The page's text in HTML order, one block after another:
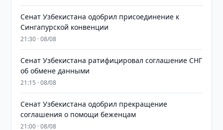
Сенат Узбекистана одобрил присоединение к
Сингапурской конвенции
21:30 · 08/08
Сенат Узбекистана ратифицировал соглашение СНГ
об обмене данными
21:15 · 08/08
Сенат Узбекистана одобрил прекращение
соглашения о помощи беженцам
21:00 · 08/08